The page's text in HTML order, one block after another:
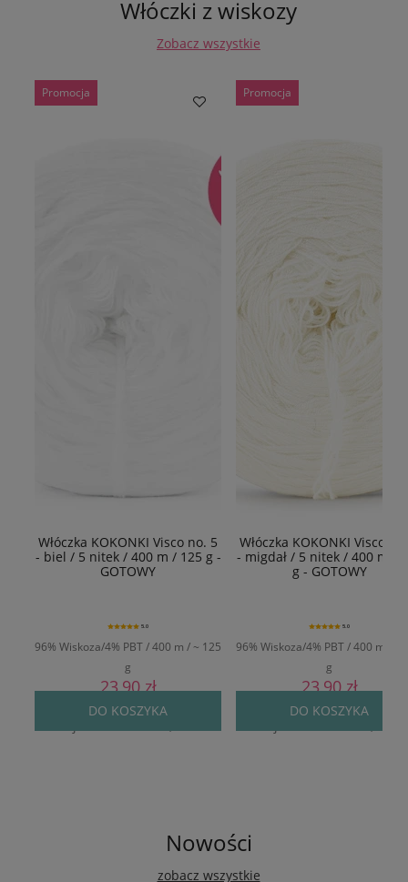
Włóczki z wiskozy
Zobacz wszystkie
Włóczka KOKONKI Visco no. 5
- biel / 5 nitek / 400 m / 125 g -
GOTOWY
96% Wiskoza/4% PBT / 400 m / ~ 125
g
5.0
23,90 zł
Cena regularna:29,90 zł
DO KOSZYKA
Promocja
Włóczka KOKONKI Visco
- migdał / 5 nitek / 400 m /
g - GOTOWY
96% Wiskoza/4% PBT / 400 m / ~
g
5.0
23,90 zł
Cena regularna:29,90 zł
DO KOSZYKA
Promocja
Nowości
zobacz wszystkie